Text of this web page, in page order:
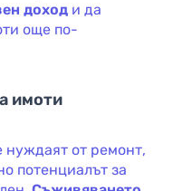
доход и да
още по-
имоти
нуждаят от ремонт,
потенциалът за